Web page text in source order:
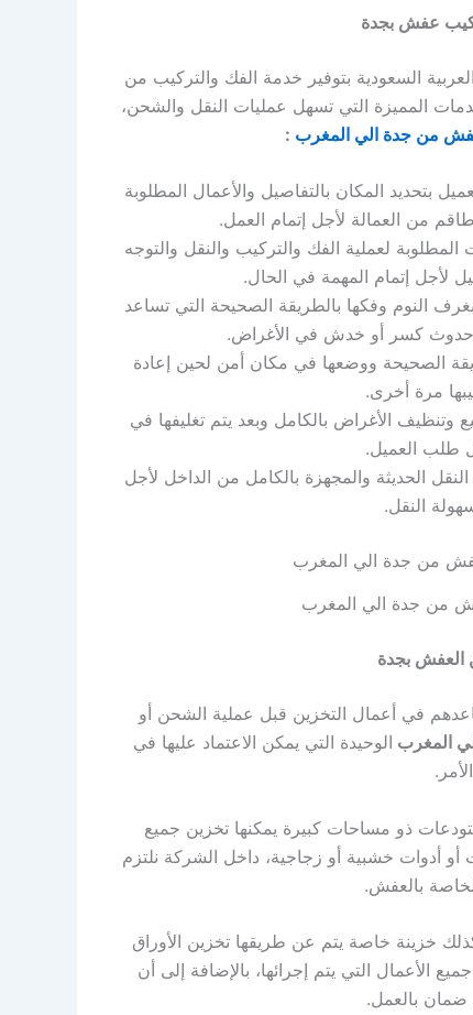
عفش بجدة
السعودية بتوفير خدمة الفك والتركيب من
المميزة التي تسهل عمليات النقل والشحن،
من جدة الي المغرب :
بتحديد المكان بالتفاصيل والأعمال المطلوبة
من العمالة لأجل إتمام العمل.
المطلوبة لعملية الفك والتركيب والنقل والتوجه
لأجل إتمام المهمة في الحال.
النوم وفكها بالطريقة الصحيحة التي تساعد
حدوث كسر أو خدش في الأغراض.
الصحيحة ووضعها في مكان أمن لحين إعادة
مرة أخرى.
وتنظيف الأغراض بالكامل وبعد يتم تغليفها في
طلب العميل.
الحديثة والمجهزة بالكامل من الداخل لأجل
النقل.
من جدة الي المغرب
العفش بجدة
في أعمال التخزين قبل عملية الشحن أو
المغرب الوحيدة التي يمكن الاعتماد عليها في
ذو مساحات كبيرة يمكنها تخزين جميع
أدوات خشبية أو زجاجية، داخل الشركة نلتزم
بالعفش.
خزينة خاصة يتم عن طريقها تخزين الأوراق
الأعمال التي يتم إجرائها، بالإضافة إلى أن
ضمان بالعمل.